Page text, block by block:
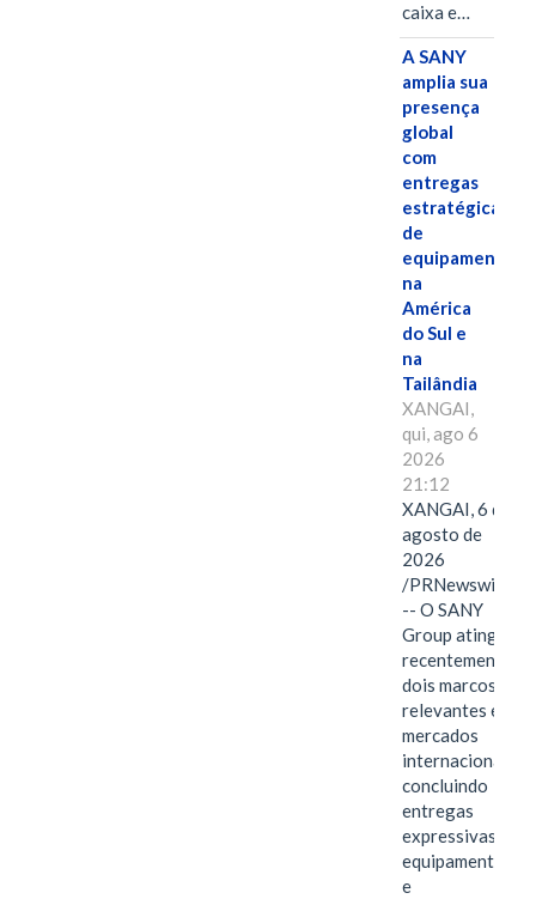
caixa e…
A SANY
amplia sua
presença
global
com
entregas
estratégicas
de
equipamentos
na
América
do Sul e
na
Tailândia
XANGAI,
qui, ago 6
2026
21:12
XANGAI, 6 de
agosto de
2026
/PRNewswire/
-- O SANY
Group atingiu
recentemente
dois marcos
relevantes em
mercados
internacionais,
concluindo
entregas
expressivas de
equipamentos
e